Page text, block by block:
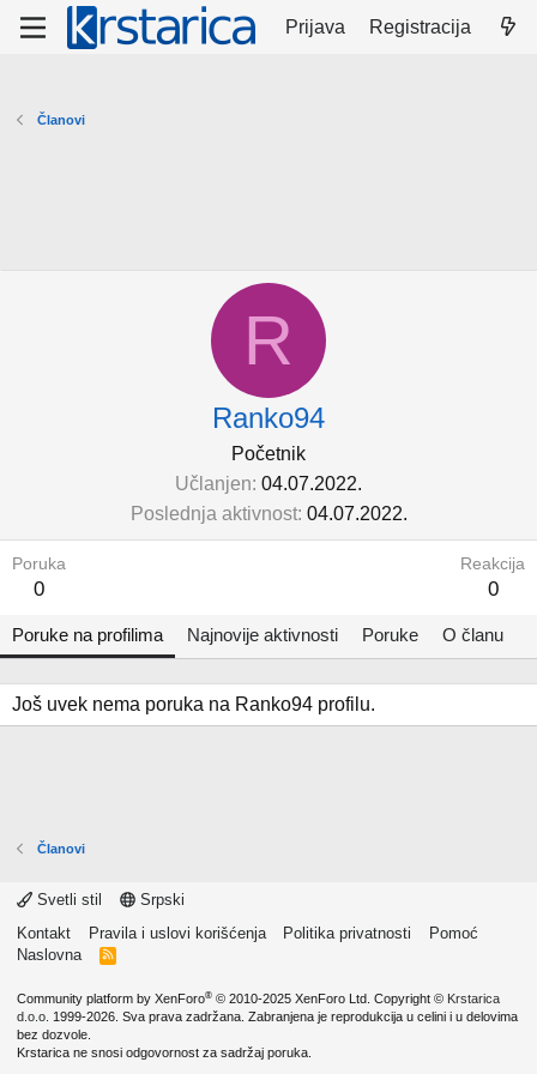
Prijava Registracija
Članovi
R
Ranko94
Početnik
Učlanjen 04.07.2022.
Poslednja aktivnost 04.07.2022.
Poruka
0
Reakcija
0
Poruke na profilima Najnovije aktivnosti Poruke O članu
Još uvek nema poruka na Ranko94 profilu.
Članovi
Svetli stil
Srpski
Kontakt
Pravila i uslovi korišćenja Politika privatnosti
Pomoć
Naslovna
R
Community platform by XenForo® © 2010-2025 XenForo Ltd. Copyright © Krstarica
d.o.o. 1999-2026. Sva prava zadržana. Zabranjena je reprodukcija u celini i u delovima
bez dozvole.
Krstarica ne snosi odgovornost za sadržaj poruka.